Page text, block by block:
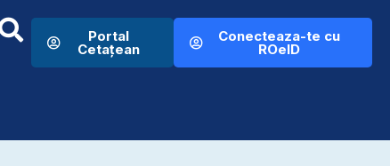
Portal
Cetațean
Conecteaza-te cu
ROeID